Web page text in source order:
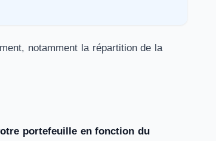
notamment la répartition de la
portefeuille en fonction du